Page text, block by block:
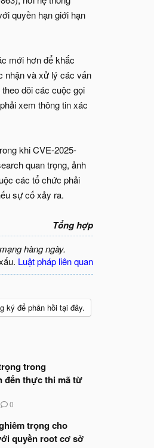
quyền hạn giới hạn
mới hơn để khắc
nhận và xử lý các vấn
dõi các cuộc gọi
xem thông tin xác
khi CVE-2025-
quan trọng, ảnh
các tổ chức phải
sự cố xảy ra.
Tổng hợp
hàng ngày.
Luật pháp liên quan
ký để phản hồi tại đây.
trong
đến thực thi mã từ
0
trọng cho
quyền root cơ sở